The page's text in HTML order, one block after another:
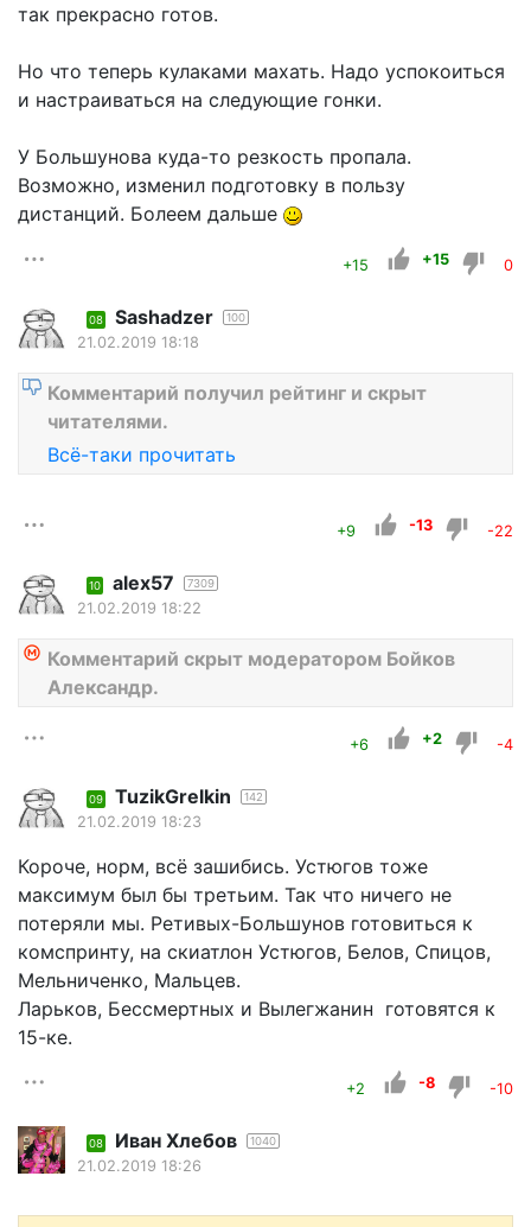
так прекрасно готов.
Но что теперь кулаками махать. Надо успокоиться
и настраиваться на следующие гонки.
У Большунова куда-то резкость пропала.
Возможно, изменил подготовку в пользу
дистанций. Болеем дальше
+15 +15 0
08 Sashadzer 100
21.02.2019 18:18
Комментарий получил рейтинг и скрыт
читателями.
Всё-таки прочитать
+9 -13 -22
10 alex57 7309
21.02.2019 18:22
Комментарий скрыт модератором Бойков
Александр.
+6 +2 -4
09 TuzikGrelkin 142
21.02.2019 18:23
Короче, норм, всё зашибись. Устюгов тоже
максимум был бы третьим. Так что ничего не
потеряли мы. Ретивых-Большунов готовиться к
комспринту, на скиатлон Устюгов, Белов, Спицов,
Мельниченко, Мальцев.
Ларьков, Бессмертных и Вылегжанин готовятся к
15-ке.
+2 -8 -10
08 Иван Хлебов 1040
21.02.2019 18:26